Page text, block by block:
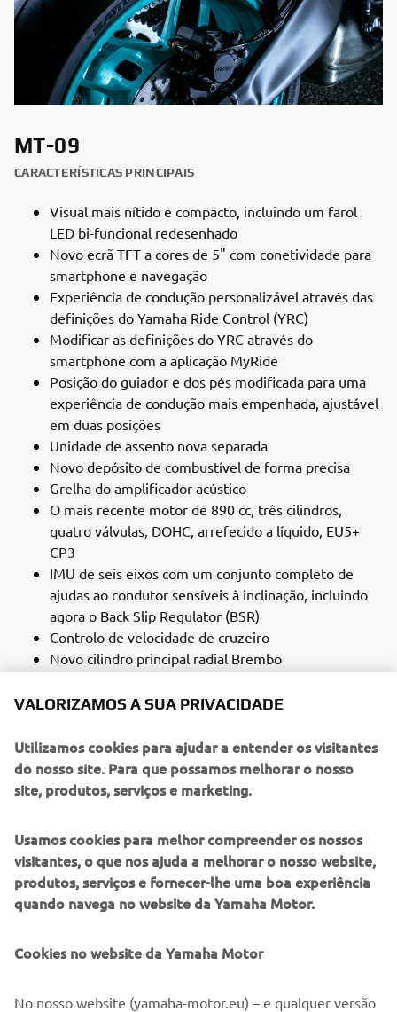
MT-09
CARACTERÍSTICAS PRINCIPAIS
Visual mais nítido e compacto, incluindo um farol
LED bi-funcional redesenhado
Novo ecrã TFT a cores de 5" com conetividade para
smartphone e navegação
Experiência de condução personalizável através das
definições do Yamaha Ride Control (YRC)
Modificar as definições do YRC através do
smartphone com a aplicação MyRide
Posição do guiador e dos pés modificada para uma
experiência de condução mais empenhada, ajustável
em duas posições
Unidade de assento nova separada
Novo depósito de combustível de forma precisa
Grelha do amplificador acústico
O mais recente motor de 890 cc, três cilindros,
quatro válvulas, DOHC, arrefecido a líquido, EU5+
CP3
IMU de seis eixos com um conjunto completo de
ajudas ao condutor sensíveis à inclinação, incluindo
agora o Back Slip Regulator (BSR)
Controlo de velocidade de cruzeiro
Novo cilindro principal radial Brembo
Novos pneus Bridgestone Battlax Hypersport S23 M
melhorada
Estrutura leve em alumínio fundido CF
Rodas SpinForged da Yamaha para uma condução
SAIBA MAIS
VALORIZAMOS A SUA PRIVACIDADE
Utilizamos cookies para ajudar a entender os visitantes
do nosso site. Para que possamos melhorar o nosso
site, produtos, serviços e marketing.
Usamos cookies para melhor compreender os nossos
visitantes, o que nos ajuda a melhorar o nosso website,
produtos, serviços e fornecer-lhe uma boa experiência
quando navega no website da Yamaha Motor.
Cookies no website da Yamaha Motor
No nosso website (yamaha-motor.eu) – e qualquer versão